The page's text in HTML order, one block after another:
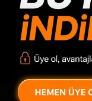
0
“Palas Komodin
E-posta adresiniz